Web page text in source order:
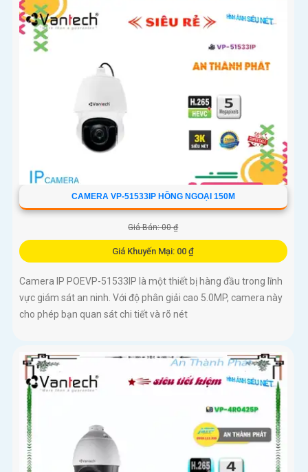
CAMERA VP-51533IP HỒNG NGOẠI 150M
Giá Bán: 00 ₫
Giá Khuyến Mại: 00 ₫
Camera IP POEVP-51533IP là một thiết bị hàng đầu trong lĩnh
vực giám sát an ninh. Với độ phân giải cao 5.0MP, camera này
cho phép bạn quan sát chi tiết và rõ nét